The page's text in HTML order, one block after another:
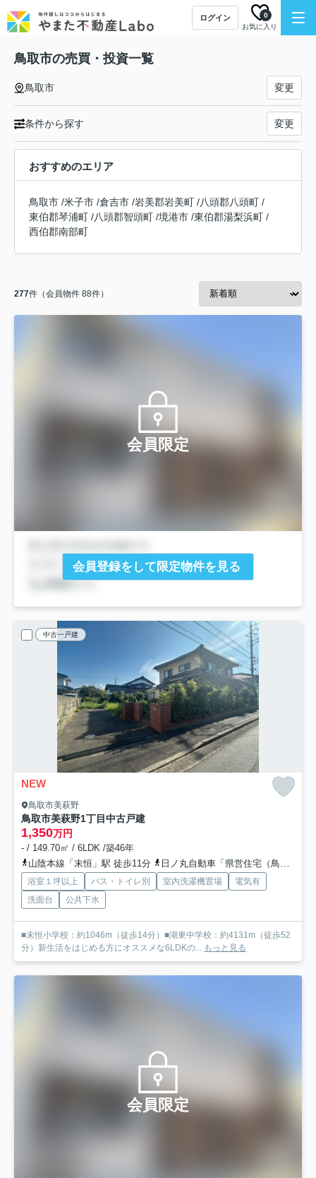
ログイン
お気に入り
0
鳥取市の売買・投資一覧
鳥取市 変更
条件から探す 変更
おすすめのエリア
鳥取市 /米子市 /倉吉市 /岩美郡岩美町 /八頭郡八頭町 /
東伯郡琴浦町 /八頭郡智頭町 /境港市 /東伯郡湯梨浜町 /
西伯郡南部町
277件（会員物件 88件）
会員限定
会員登録をして限定物件を見る
中古一戸建
NEW
鳥取市美萩野
鳥取市美萩野1丁目中古戸建
1,350万円
- / 149.70㎡ / 6LDK /築46年
山陰本線「末恒」駅 徒歩11分
日ノ丸自動車「県営住宅（鳥取県）」バス停下車 徒歩3分
浴室１坪以上 バス・トイレ別 室内洗濯機置場
電気有
洗面台
公共下水
■末恒小学校：約1046m（徒歩14分）■湖東中学校：約4131m（徒歩52
分）新生活をはじめる方にオススメな6LDKの... もっと見る
会員限定